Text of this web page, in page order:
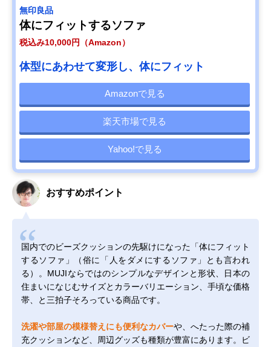
無印良品
体にフィットするソファ
税込み10,000円（Amazon）
体型にあわせて変形し、体にフィット
Amazonで見る
楽天市場で見る
Yahoo!で見る
おすすめポイント
国内でのビーズクッションの先駆けになった「体にフィット
するソファ」（俗に「人をダメにするソファ」とも言われ
る）。MUJIならではのシンプルなデザインと形状、日本の
住まいになじむサイズとカラーバリエーション、手頃な価格
帯、と三拍子そろっている商品です。
洗濯や部屋の模様替えにも便利なカバーや、へたった際の補
充クッションなど、周辺グッズも種類が豊富にあります。ビ